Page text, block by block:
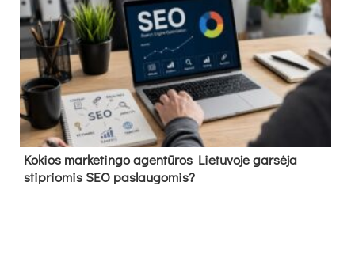
Kokios marketingo agentūros Lietuvoje garsėja
stipriomis SEO paslaugomis?